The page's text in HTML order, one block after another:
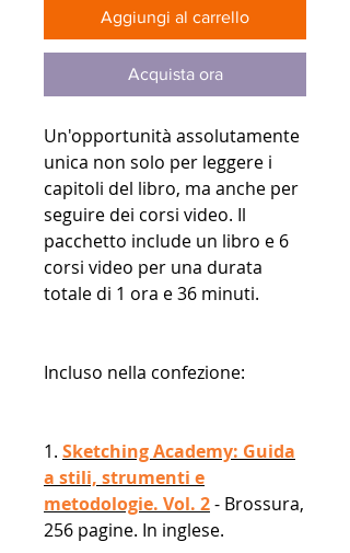
Aggiungi al carrello
Acquista ora
Un'opportunità assolutamente
unica non solo per leggere i
capitoli del libro, ma anche per
seguire dei corsi video. Il
pacchetto include un libro e 6
corsi video per una durata
totale di 1 ora e 36 minuti.
Incluso nella confezione:
1. Sketching Academy: Guida
a stili, strumenti e
metodologie. Vol. 2- Brossura,
256 pagine. In inglese.